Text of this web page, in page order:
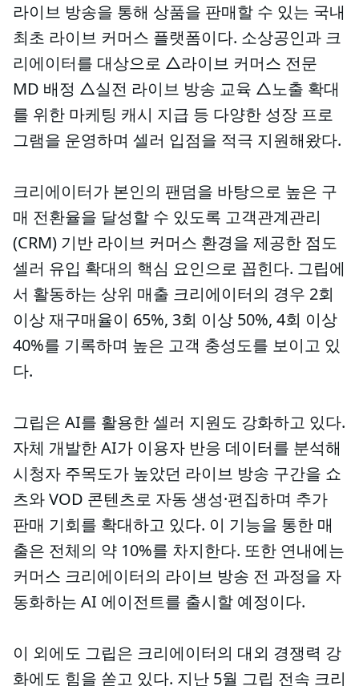
라이브 방송을 통해 상품을 판매할 수 있는 국내
최초 라이브 커머스 플랫폼이다. 소상공인과 크
리에이터를 대상으로 △라이브 커머스 전문
MD 배정 △실전 라이브 방송 교육 △노출 확대
를 위한 마케팅 캐시 지급 등 다양한 성장 프로
그램을 운영하며 셀러 입점을 적극 지원해왔다.
크리에이터가 본인의 팬덤을 바탕으로 높은 구
매 전환율을 달성할 수 있도록 고객관계관리
(CRM) 기반 라이브 커머스 환경을 제공한 점도
셀러 유입 확대의 핵심 요인으로 꼽힌다. 그립에
서 활동하는 상위 매출 크리에이터의 경우 2회
이상 재구매율이 65%, 3회 이상 50%, 4회 이상
40%를 기록하며 높은 고객 충성도를 보이고 있
다.
그립은 AI를 활용한 셀러 지원도 강화하고 있다.
자체 개발한 AI가 이용자 반응 데이터를 분석해
시청자 주목도가 높았던 라이브 방송 구간을 쇼
츠와 VOD 콘텐츠로 자동 생성·편집하며 추가
판매 기회를 확대하고 있다. 이 기능을 통한 매
출은 전체의 약 10%를 차지한다. 또한 연내에는
커머스 크리에이터의 라이브 방송 전 과정을 자
동화하는 AI 에이전트를 출시할 예정이다.
이 외에도 그립은 크리에이터의 대외 경쟁력 강
화에도 힘을 쏟고 있다. 지난 5월 그립 전속 크리